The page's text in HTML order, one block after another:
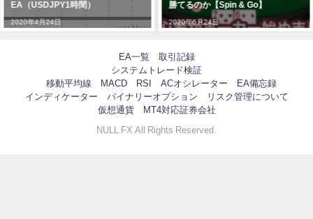
EA（USDJPY1時間）
2020年4月24日
勝てるのか【Spin & Go】
2020年6月24日
EA一覧
取引記録
システムトレード検証
移動平均線
MACD RSI ACオシレーター
EA備忘録
インディケーター
バイナリーオプション
リスク管理について
仮想通貨
MT4対応証券会社
NULL FX All Rights Reserved.